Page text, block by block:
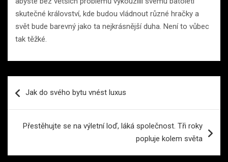
skutečné království, kde budou vládnout různé hračky a
svět bude barevný jako ta nejkrásnější duha. Není to vůbec
tak těžké.
proJak do svého bytu vnést luxus
Přestěhujte se na výletní loď, láká společnost. Tři roky
popluje kolem světa